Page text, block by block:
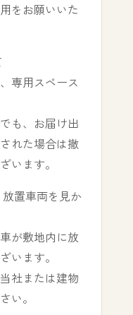
をお願いいた
専用スペース
も、お届け出
れた場合は撤
います。
置車両を見か
が敷地内に放
います。
社または建物
い。